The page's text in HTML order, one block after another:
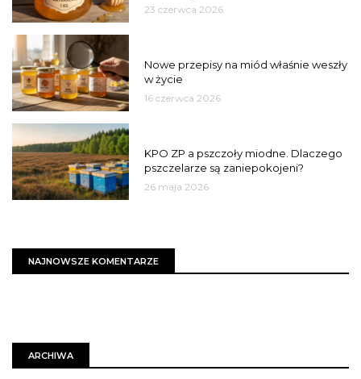
23 czerwca 2026
Nowe przepisy na miód właśnie weszły
w życie
16 czerwca 2026
KPO ZP a pszczoły miodne. Dlaczego
pszczelarze są zaniepokojeni?
26 maja 2026
NAJNOWSZE KOMENTARZE
ARCHIWA